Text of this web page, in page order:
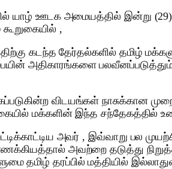
யாழ் ஊடக அமையத்தில் இன்று
,
கடந்த தேர்தல்களில் தமிழ்
அதிகாரங்களை
விடயங்கள் நாசுக்கான
மக்களின் இந்த சந்தேகத்தில்
அவர் , இவ்வாறு பல
அவற்றை தடுத்து
தமிழ் தரப்பில் மத்தியில்